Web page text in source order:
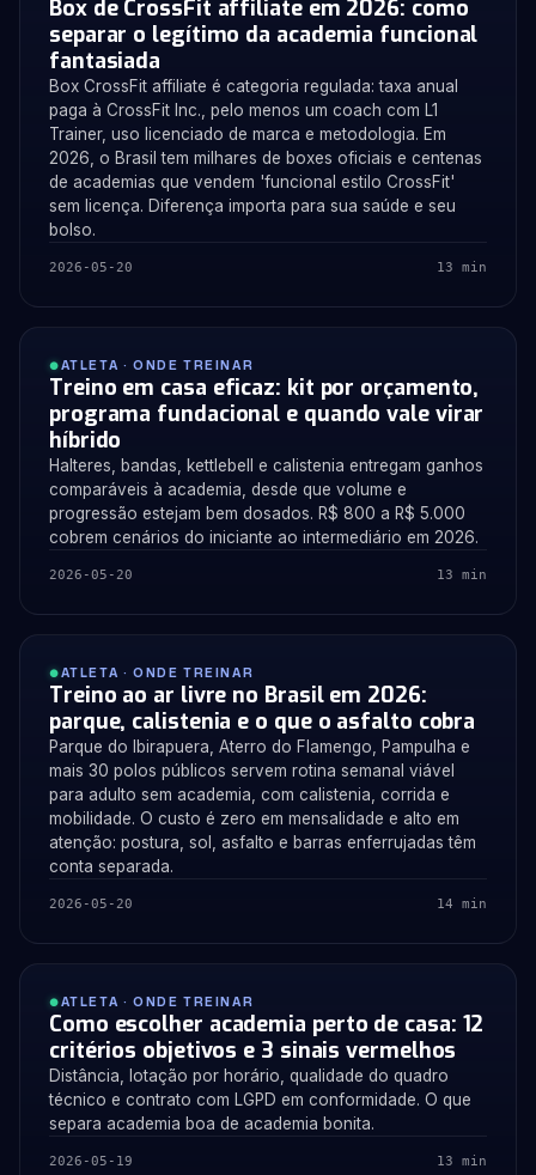
Box de CrossFit affiliate em 2026: como
separar o legítimo da academia funcional
fantasiada
Box CrossFit affiliate é categoria regulada: taxa anual
paga à CrossFit Inc., pelo menos um coach com L1
Trainer, uso licenciado de marca e metodologia. Em
2026, o Brasil tem milhares de boxes oficiais e centenas
de academias que vendem 'funcional estilo CrossFit'
sem licença. Diferença importa para sua saúde e seu
bolso.
2026-05-20 13 min
ATLETA · ONDE TREINAR
Treino em casa eficaz: kit por orçamento,
programa fundacional e quando vale virar
híbrido
Halteres, bandas, kettlebell e calistenia entregam ganhos
comparáveis à academia, desde que volume e
progressão estejam bem dosados. R$ 800 a R$ 5.000
cobrem cenários do iniciante ao intermediário em 2026.
2026-05-20 13 min
ATLETA · ONDE TREINAR
Treino ao ar livre no Brasil em 2026:
parque, calistenia e o que o asfalto cobra
Parque do Ibirapuera, Aterro do Flamengo, Pampulha e
mais 30 polos públicos servem rotina semanal viável
para adulto sem academia, com calistenia, corrida e
mobilidade. O custo é zero em mensalidade e alto em
atenção: postura, sol, asfalto e barras enferrujadas têm
conta separada.
2026-05-20 14 min
ATLETA · ONDE TREINAR
Como escolher academia perto de casa: 12
critérios objetivos e 3 sinais vermelhos
Distância, lotação por horário, qualidade do quadro
técnico e contrato com LGPD em conformidade. O que
separa academia boa de academia bonita.
2026-05-19 13 min